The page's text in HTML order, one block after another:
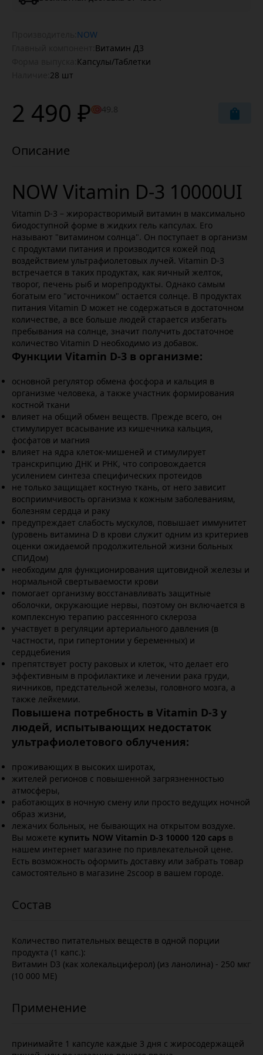
NOW
Витамин Д3
Капсулы/Таблетки
28 шт
2 490 ₽ 49.8
NOW Vitamin D-3 10000UI
Vitamin D-3 – жирорастворимый витамин в максимально
биодоступной форме в жидких гель капсулах. Его
называют "витамином солнца". Он поступает в организм
с продуктами питания и производится кожей под
воздействием ультрафиолетовых лучей. Vitamin D-3
встречается в таких продуктах, как яичный желток,
творог, печень рыб и морепродукты. Однако самым
богатым его "источником" остается солнце. В продуктах
питания Vitamin D может не содержаться в достаточном
количестве, а все больше людей старается избегать
пребывания на солнце, значит получить достаточное
количество Vitamin D необходимо из добавок.
Функции Vitamin D-3 в организме:
основной регулятор обмена фосфора и кальция в
организме человека, а также участник формирования
костной ткани
влияет на общий обмен веществ. Прежде всего, он
стимулирует всасывание из кишечника кальция,
фосфатов и магния
влияет на ядра клеток-мишеней и стимулирует
транскрипцию ДНК и РНК, что сопровождается
усилением синтеза специфических протеидов
не только защищает костную ткань, от него зависит
восприимчивость организма к кожным заболеваниям,
болезням сердца и раку
предупреждает слабость мускулов, повышает иммунитет
(уровень витамина D в крови служит одним из критериев
оценки ожидаемой продолжительной жизни больных
СПИДом)
необходим для функционирования щитовидной железы и
нормальной свертываемости крови
помогает организму восстанавливать защитные
оболочки, окружающие нервы, поэтому он включается в
комплексную терапию рассеянного склероза
участвует в регуляции артериального давления (в
частности, при гипертонии у беременных) и
сердцебиения
препятствует росту раковых и клеток, что делает его
эффективным в профилактике и лечении рака груди,
яичников, предстательной железы, головного мозга, а
также лейкемии.
Повышена потребность в Vitamin D-3 у
людей, испытывающих недостаток
ультрафиолетового облучения:
проживающих в высоких широтах,
жителей регионов с повышенной загрязненностью
атмосферы,
работающих в ночную смену или просто ведущих ночной
образ жизни,
лежачих больных, не бывающих на открытом воздухе.
Вы можете купить NOW Vitamin D-3 10000 120 caps в
нашем интернет магазине по привлекательной цене.
Есть возможность оформить доставку или забрать товар
самостоятельно в магазине 2scoop в вашем городе.
Количество питательных веществ в одной порции
продукта (1 капс.):
Витамин D3 (как холекальциферол) (из ланолина) - 250 мкг
(10 000 МЕ)
принимайте 1 капсуле каждые 3 дня с жиросодержащей